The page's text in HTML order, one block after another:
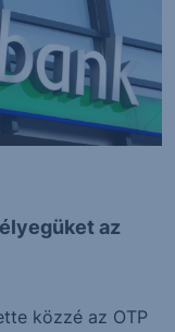
az
közzé az OTP